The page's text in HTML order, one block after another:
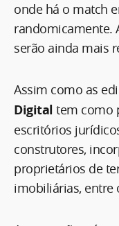
onde há o match
randomicamente.
serão ainda mais
Assim como as
Digital tem como
escritórios
construtores,
proprietários de
imobiliárias, entre